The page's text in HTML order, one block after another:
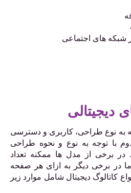
شبکه های اجتماعی
دیجیتالی
به نوع طراحی، کاربری و دسترسی
با توجه به نوع و نحوه طراحی
در برخی از مدل ها ممکنه تعداد
در برخی دیگر به ازای هر صفحه
کاتالوگ دیجیتال شامل موارد زیر